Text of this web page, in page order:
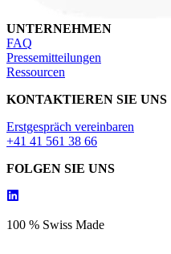
UNTERNEHMEN
FAQ
Pressemitteilungen
Ressourcen
KONTAKTIEREN SIE UNS
Erstgespräch vereinbaren
+41 41 561 38 66
FOLGEN SIE UNS
100 % Swiss Made